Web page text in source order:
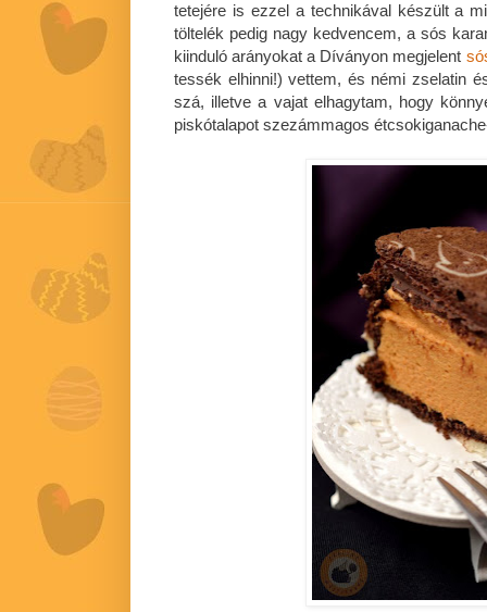
tetejére is ezzel a technikával készült a
töltelék pedig nagy kedvencem, a sós
kiinduló arányokat a Díványon megjelent
tessék elhinni!) vettem, és némi zselatin
szá, illetve a vajat elhagytam, hogy
piskótalapot szezámmagos